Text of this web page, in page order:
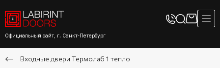
Официальный сайт, г. Санкт-Петербург
Входные двери Термолаб 1 тепло